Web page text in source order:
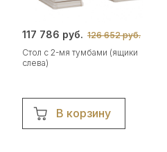
117 786 руб. 126 652 руб.
Стол с 2-мя тумбами (ящики
слева)
В корзину